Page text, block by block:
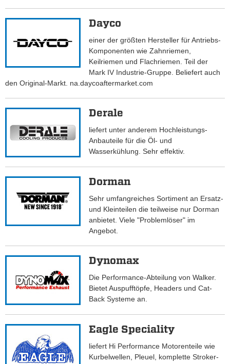
Dayco
einer der größten Hersteller für Antriebs-
Komponenten wie Zahnriemen,
Keilriemen und Flachriemen. Teil der
Mark IV Industrie-Gruppe. Beliefert auch
den Original-Markt. na.daycoaftermarket.com
Derale
liefert unter anderem Hochleistungs-
Anbauteile für die Öl- und
Wasserkühlung. Sehr effektiv.
Dorman
Sehr umfangreiches Sortiment an Ersatz-
und Kleinteilen die teilweise nur Dorman
anbietet. Viele "Problemlöser" im
Angebot.
Dynomax
Die Performance-Abteilung von Walker.
Bietet Auspufftöpfe, Headers und Cat-
Back Systeme an.
Eagle Speciality
liefert Hi Performance Motorenteile wie
Kurbelwellen, Pleuel, komplette Stroker-